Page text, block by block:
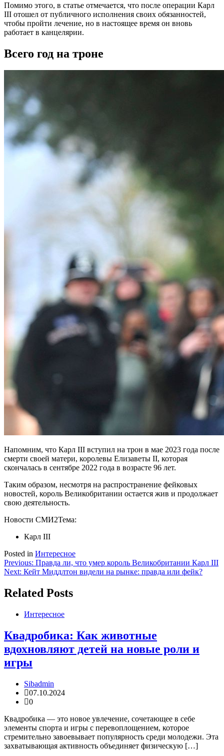
Помимо этого, в статье отмечается, что после операции Карл
III отошел от публичного исполнения своих обязанностей,
чтобы пройти лечение, но в настоящее время он вновь
работает в канцелярии.
Всего год на троне
Напомним, что Карл III вступил на трон в мае 2023 года после
смерти своей матери, королевы Елизаветы II, которая
скончалась в сентябре 2022 года в возрасте 96 лет.
Таким образом, несмотря на распространение фейковых
новостей, король Великобритании остается жив и продолжает
свою деятельность.
Новости СМИ2Тема:
Карл III
Posted in Интересное
Навигация
по
записям
Previous: Правда ли, что умер король Великобритании Карл III
Next: Кейт Миддлтон видели на рынке: правда или фейк?
Related Posts
Интересное
Квадробика: Как животные
вдохновляют детей на новые роли и
игры
Sibadmin
07.10.2024
0
Квадробика — это новое увлечение, сочетающее в себе
элементы спорта и игры с перевоплощением, которое
стремительно завоевывает популярность среди молодежи. Эта
захватывающая активность объединяет физическую […]